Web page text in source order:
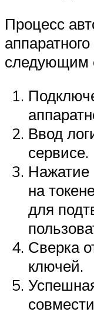
Процесс
следующим
Ввод
сервисе.
Нажатие
на
для
Сверка
ключей.